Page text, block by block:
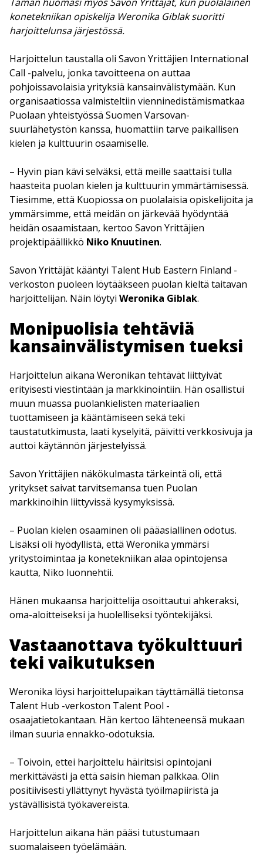
konetekniikan opiskelija Weronika Giblak suoritti
harjoittelunsa järjestössä.
Harjoittelun taustalla oli Savon Yrittäjien International
Call -palvelu, jonka tavoitteena on auttaa
pohjoissavolaisia yrityksiä kansainvälistymään. Kun
organisaatiossa valmisteltiin vienninedistämismatkaa
Puolaan yhteistyössä Suomen Varsovan-
suurlähetystön kanssa, huomattiin tarve paikallisen
kielen ja kulttuurin osaamiselle.
– Hyvin pian kävi selväksi, että meille saattaisi tulla
haasteita puolan kielen ja kulttuurin ymmärtämisessä.
Tiesimme, että Kuopiossa on puolalaisia opiskelijoita ja
ymmärsimme, että meidän on järkevää hyödyntää
heidän osaamistaan, kertoo Savon Yrittäjien
projektipäällikkö Niko Knuutinen.
Savon Yrittäjät kääntyi Talent Hub Eastern Finland -
verkoston puoleen löytääkseen puolan kieltä taitavan
harjoittelijan. Näin löytyi Weronika Giblak.
Monipuolisia tehtäviä
kansainvälistymisen tueksi
Harjoittelun aikana Weronikan tehtävät liittyivät
erityisesti viestintään ja markkinointiin. Hän osallistui
muun muassa puolankielisten materiaalien
tuottamiseen ja kääntämiseen sekä teki
taustatutkimusta, laati kyselyitä, päivitti verkkosivuja ja
auttoi käytännön järjestelyissä.
Savon Yrittäjien näkökulmasta tärkeintä oli, että
yritykset saivat tarvitsemansa tuen Puolan
markkinoihin liittyvissä kysymyksissä.
– Puolan kielen osaaminen oli pääasiallinen odotus.
Lisäksi oli hyödyllistä, että Weronika ymmärsi
yritystoimintaa ja konetekniikan alaa opintojensa
kautta, Niko luonnehtii.
Hänen mukaansa harjoittelija osoittautui ahkeraksi,
oma-aloitteiseksi ja huolelliseksi työntekijäksi.
Vastaanottava työkulttuuri
teki vaikutuksen
Weronika löysi harjoittelupaikan täyttämällä tietonsa
Talent Hub -verkoston Talent Pool -
osaajatietokantaan. Hän kertoo lähteneensä mukaan
ilman suuria ennakko-odotuksia.
– Toivoin, ettei harjoittelu häiritsisi opintojani
merkittävästi ja että saisin hieman palkkaa. Olin
positiivisesti yllättynyt hyvästä työilmapiiristä ja
ystävällisistä työkavereista.
Harjoittelun aikana hän pääsi tutustumaan
suomalaiseen työelämään.